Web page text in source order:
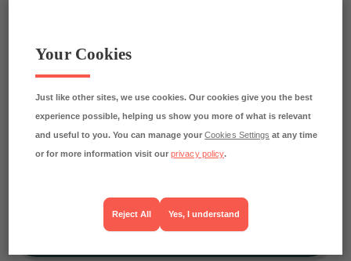
Explore the technical and stylistic foundations of
sparkling wine in this analytical masterclass for
hospitality professionals and advanced wine
enthusiasts. Through guided comparative tastings,
ageing, dosage, pressure, and base wine
composition influence texture, aroma, balance, and
BOKA
Your Cookies
Just like other sites, we use cookies. Our cookies give you the best
experience possible, helping us show you more of what is relevant
and useful to you. You can manage yourCookies Settings at any time
or for more information visit ourprivacy policy.
Yes, I understand
Reject All